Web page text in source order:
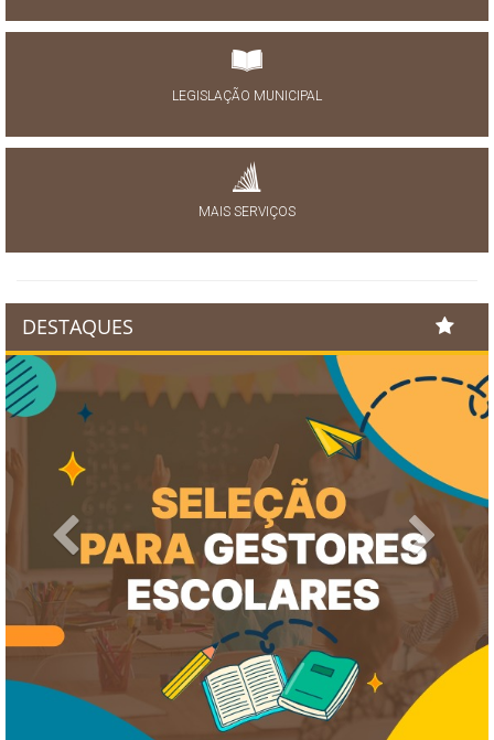
LEGISLAÇÃO MUNICIPAL
MAIS SERVIÇOS
DESTAQUES
Previous Next